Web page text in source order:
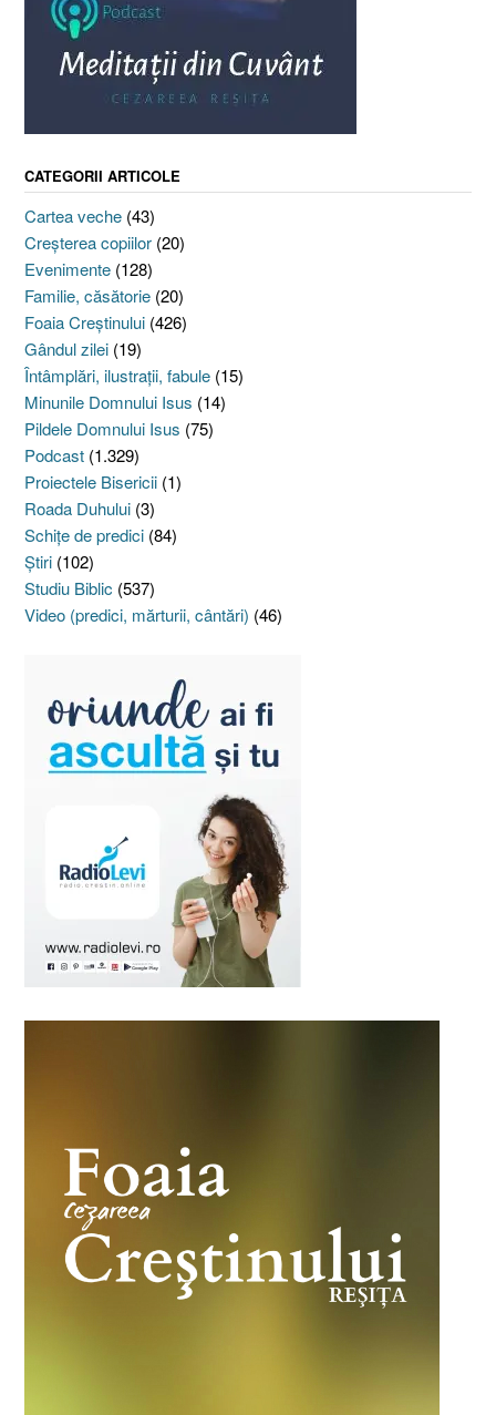
CATEGORII ARTICOLE
Cartea veche (43)
Creşterea copiilor (20)
Evenimente (128)
Familie, căsătorie (20)
Foaia Creştinului (426)
Gândul zilei (19)
Întâmplări, ilustraţii, fabule (15)
Minunile Domnului Isus (14)
Pildele Domnului Isus (75)
Podcast (1.329)
Proiectele Bisericii (1)
Roada Duhului (3)
Schiţe de predici (84)
Ştiri (102)
Studiu Biblic (537)
Video (predici, mărturii, cântări) (46)